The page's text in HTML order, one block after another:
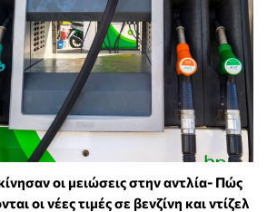
οι μειώσεις στην αντλία- Πώς
οι νέες τιμές σε βενζίνη και ντίζελ